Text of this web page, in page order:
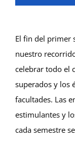
El fin del primer
nuestro
celebrar todo el
superados y los
facultades. Las
estimulantes y
cada semestre